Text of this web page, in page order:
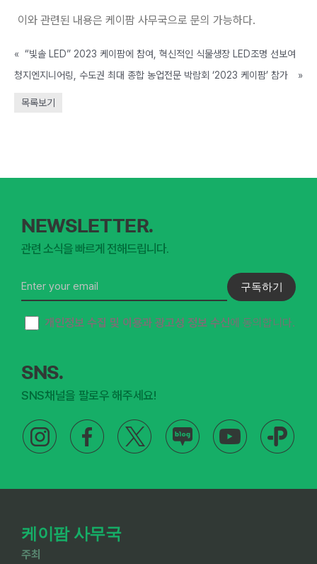
이와 관련된 내용은 케이팜 사무국으로 문의 가능하다.
« “빛솔 LED” 2023 케이팜에 참여, 혁신적인 식물생장 LED조명 선보여
청지엔지니어링, 수도권 최대 종합 농업전문 박람회 ‘2023 케이팜’ 참가
»
목록보기
NEWSLETTER.
관련 소식을 빠르게 전해드립니다.
구독하기
개인정보 수집 및 이용과 광고성 정보 수신에 동의합니다.
SNS.
SNS채널을 팔로우 해주세요!
케이팜 사무국
주최